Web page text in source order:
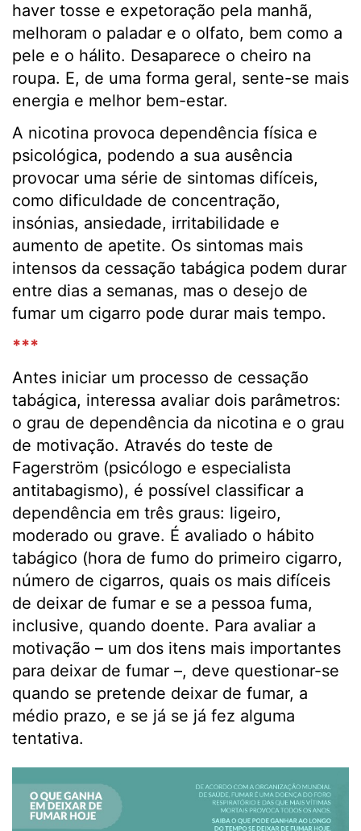
haver tosse e expetoração pela manhã,
melhoram o paladar e o olfato, bem como a
pele e o hálito. Desaparece o cheiro na
roupa. E, de uma forma geral, sente-se mais
energia e melhor bem-estar.
A nicotina provoca dependência física e
psicológica, podendo a sua ausência
provocar uma série de sintomas difíceis,
como dificuldade de concentração,
insónias, ansiedade, irritabilidade e
aumento de apetite. Os sintomas mais
intensos da cessação tabágica podem durar
entre dias a semanas, mas o desejo de
fumar um cigarro pode durar mais tempo.
***
Antes iniciar um processo de cessação
tabágica, interessa avaliar dois parâmetros:
o grau de dependência da nicotina e o grau
de motivação. Através do teste de
Fagerström (psicólogo e especialista
antitabagismo), é possível classificar a
dependência em três graus: ligeiro,
moderado ou grave. É avaliado o hábito
tabágico (hora de fumo do primeiro cigarro,
número de cigarros, quais os mais difíceis
de deixar de fumar e se a pessoa fuma,
inclusive, quando doente. Para avaliar a
motivação – um dos itens mais importantes
para deixar de fumar –, deve questionar-se
quando se pretende deixar de fumar, a
médio prazo, e se já se já fez alguma
tentativa.